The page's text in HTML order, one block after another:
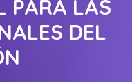
PARA LAS
DEL